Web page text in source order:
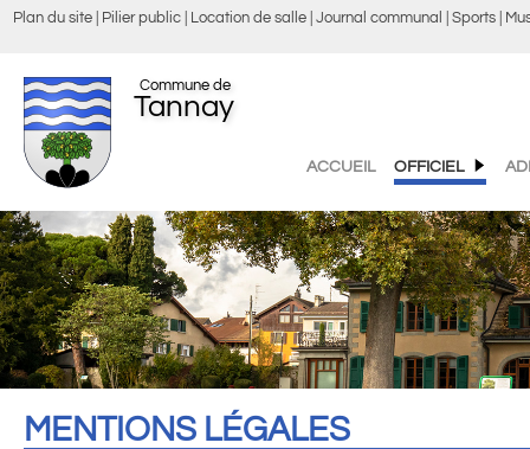
Plan du site Pilier public Location de salle Journal communal Sports
Commune de
Tannay
ACCUEIL OFFICIEL
MENTIONS LÉGALES